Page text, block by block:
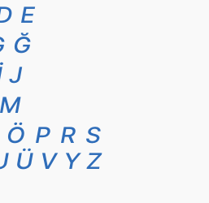
E
Ğ
J
M
Ö P R S
Ü V Y Z